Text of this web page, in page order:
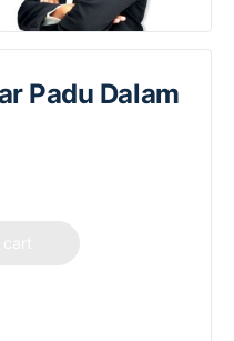
Padu Dalam